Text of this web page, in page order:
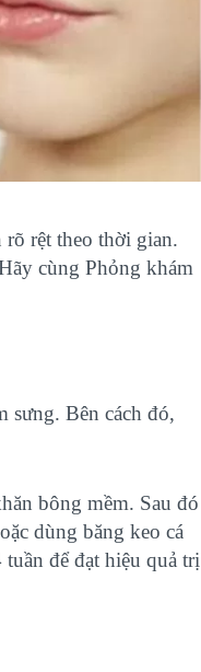
rệt theo thời gian.
cùng Phỏng khám
sưng. Bên cách đó,
bông mềm. Sau đó
dùng băng keo cá
để đạt hiệu quả trị